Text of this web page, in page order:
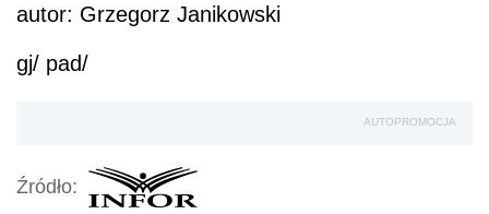
autor: Grzegorz Janikowski
gj/ pad/
AUTOPROMOCJA
Źródło: